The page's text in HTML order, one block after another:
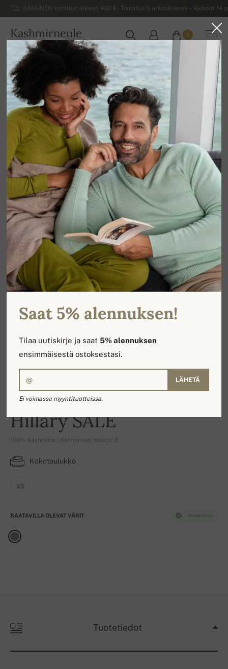
ILMAINEN toimitus alkaen 400 € - Toimitus 5 arkipäivässä – Vaihdot
Kashmirneule
SUOMI
0
Kotiin
-21%
Hillary SALE
100% Kashmiria | Kerroksien määrä: 8
Kokotaulukko
XS
Varastossa
SAATAVILLA OLEVAT VÄRIT
Tuotetiedot
Saat 5% alennuksen!
Tilaa uutiskirje ja saat5% alennuksen
ensimmäisestä ostoksestasi.
LÄHETÄ
Ei voimassa myyntituotteissa.